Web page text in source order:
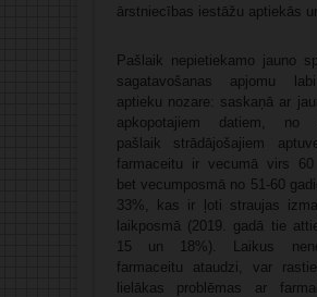
ārstniecības iestāžu aptiekās
Pašlaik nepietiekamo jauno
sagatavošanas apjomu
aptieku nozare: saskaņā ar
apkopotajiem datiem, no
pašlaik strādājošajiem
farmaceitu ir vecumā virs 60
bet vecumposmā no 51-60
33%, kas ir ļoti straujas
laikposmā (2019. gadā tie
15 un 18%). Laikus
farmaceitu ataudzi, var
lielākas problēmas ar